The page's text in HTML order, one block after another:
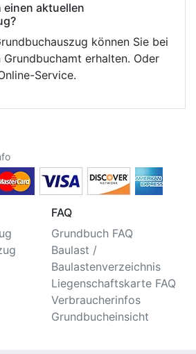
einen aktuellen
können Sie bei
erhalten. Oder
Service.
FAQ
Grundbuch FAQ
Baulast /
Baulastenverzeichnis
Liegenschaftskarte FAQ
Verbraucherinfos
Grundbucheinsicht